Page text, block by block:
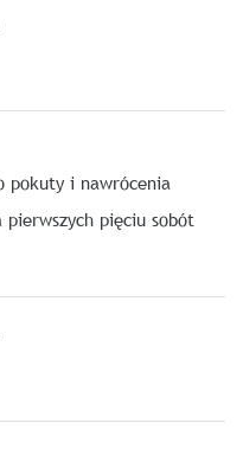
pokuty i nawrócenia
pięciu sobót